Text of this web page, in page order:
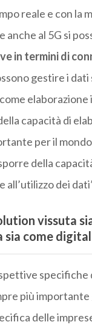
reale e con la
anche al 5G si
in termini di
gestire i dati
elaborazione
capacità di
per il
della
all’utilizzo dei
vissuta
come
specifiche
più
delle